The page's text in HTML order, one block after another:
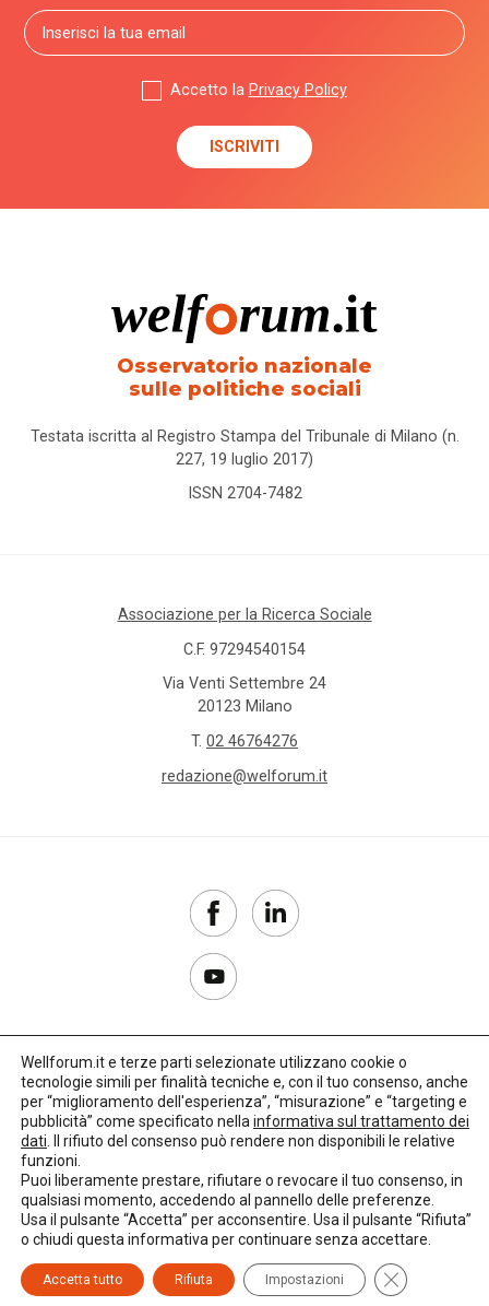
Accetto la Privacy Policy
Osservatorio nazionale
sulle politiche sociali
Testata iscritta al Registro Stampa del Tribunale di Milano (n.
227, 19 luglio 2017)
ISSN 2704-7482
Associazione per la Ricerca Sociale
C.F. 97294540154
Via Venti Settembre 24
20123 Milano
T. 02 46764276
redazione@welforum.it
Copyright 2017–2026
Privacy Policy
Credits: LO Studio
Wellforum.it e terze parti selezionate utilizzano cookie o
tecnologie simili per finalità tecniche e, con il tuo consenso, anche
per “miglioramento dell'esperienza”, “misurazione” e “targeting e
pubblicità” come specificato nella informativa sul trattamento dei
dati . Il rifiuto del consenso può rendere non disponibili le relative
funzioni.
Puoi liberamente prestare, rifiutare o revocare il tuo consenso, in
qualsiasi momento, accedendo al pannello delle preferenze.
Usa il pulsante “Accetta” per acconsentire. Usa il pulsante “Rifiuta”
o chiudi questa informativa per continuare senza accettare.
Accetta tutto Rifiuta Impostazioni Close GDPR